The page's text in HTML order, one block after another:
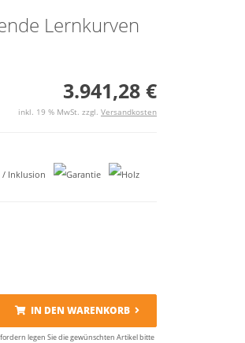
Lernkurven
3.941,28 €
inkl. 19 % MwSt. zzgl. Versandkosten
IN DEN WARENKORB
legen Sie die gewünschten Artikel bitte